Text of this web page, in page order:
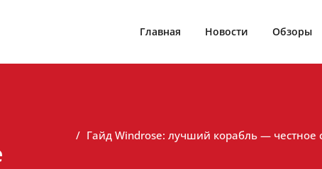
Главная Новости Обзоры
Гайд Windrose: лучший корабль — честное